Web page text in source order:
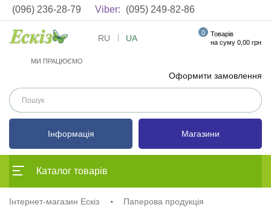
(096) 236-28-79 Viber: (095) 249-82-86
МИ ПРАЦЮЄМО
Оформити замовлення
RU UA Товарів
0
на суму 0,00 грн
Інформація Магазини
Каталог товарів
Інтернет-магазин Ескіз Паперова продукція